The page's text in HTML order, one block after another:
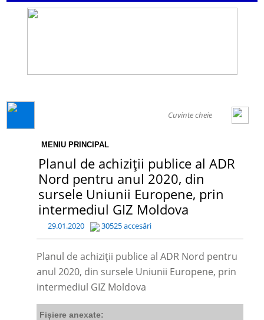
MENIU PRINCIPAL
Planul de achiziții publice al ADR
Nord pentru anul 2020, din
sursele Uniunii Europene, prin
intermediul GIZ Moldova
29.01.2020 30525 accesări
Planul de achiziții publice al ADR Nord pentru
anul 2020, din sursele Uniunii Europene, prin
intermediul GIZ Moldova
Fișiere anexate: